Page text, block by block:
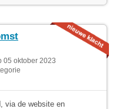
05 oktober 2023
via de website en